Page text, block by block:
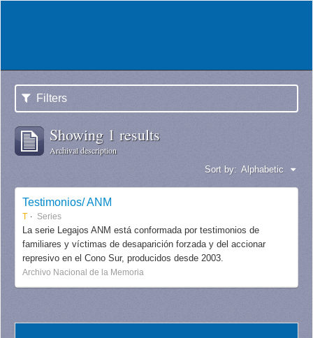
Filters
Showing 1 results
Archival description
Sort by: Alphabetic
Testimonios/ ANM
T Series
La serie Legajos ANM está conformada por testimonios de
familiares y víctimas de desaparición forzada y del accionar
represivo en el Cono Sur, producidos desde 2003.
Archivo Nacional de la Memoria